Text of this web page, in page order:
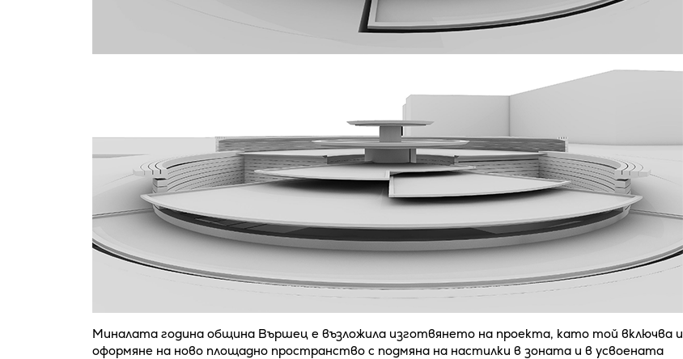
Миналата година община Вършец е възложила изготвянето на проекта, като той включва и
оформяне на ново площадно пространство с подмяна на настилки в зоната и в усвоената